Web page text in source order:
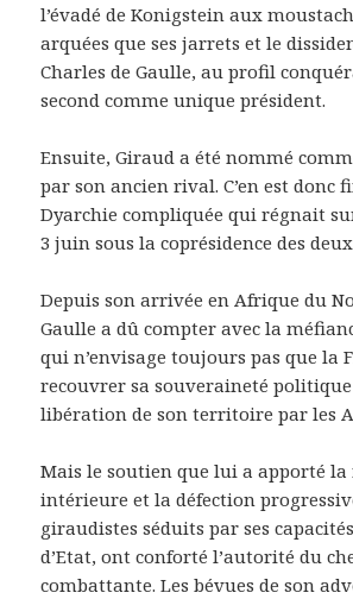
l’évadé de Konigstein aux
arquées que ses jarrets et le
Charles de Gaulle, au profil
second comme unique président.
Ensuite, Giraud a été nommé
par son ancien rival. C’en est donc
Dyarchie compliquée qui régnait
3 juin sous la coprésidence des
Depuis son arrivée en Afrique du
Gaulle a dû compter avec la
qui n’envisage toujours pas que la
recouvrer sa souveraineté
libération de son territoire par les
Mais le soutien que lui a apporté la
intérieure et la défection
giraudistes séduits par ses
d’Etat, ont conforté l’autorité du
combattante. Les bévues de son